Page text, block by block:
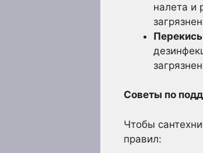
налета и
Советы по
Чтобы
правил: